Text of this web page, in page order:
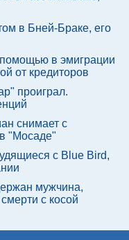
в Бней-Браке, его
в эмиграции
от кредиторов
проиграл.
снимает с
"Мосаде"
с Blue Bird,
мужчина,
с косой